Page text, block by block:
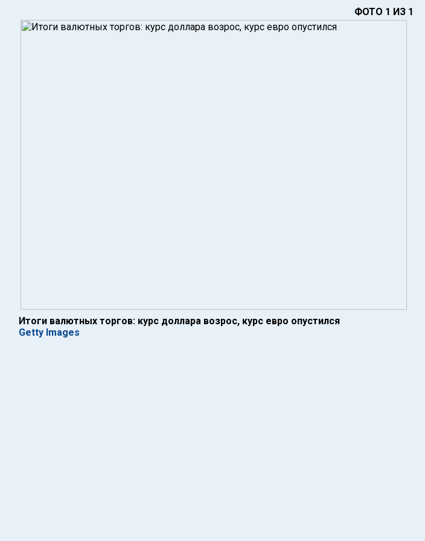
ФОТО 1 ИЗ 1
Итоги валютных торгов: курс доллара возрос, курс евро опустился
Getty Images